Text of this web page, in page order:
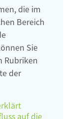
die im
Bereich
Sie
Rubriken
der
auf die